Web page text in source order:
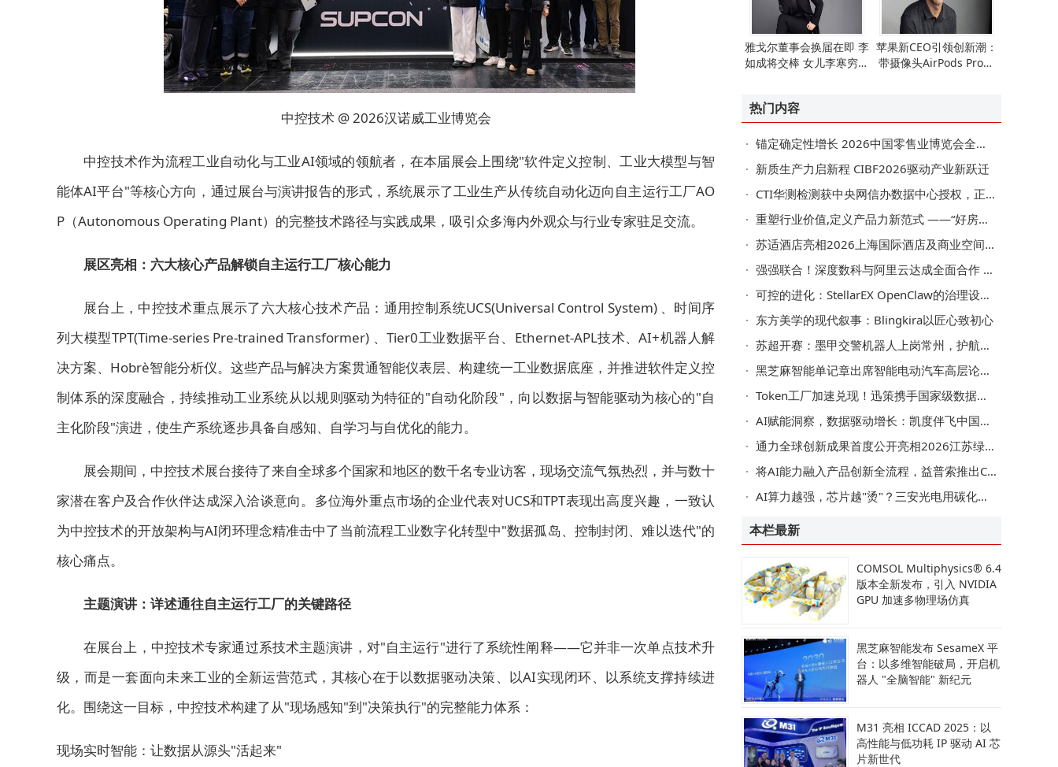
中控技术 @ 2026汉诺威工业博览会
中控技术作为流程工业自动化与工业AI领域的领航者，在本届展会上围绕"软件定义控制、工业大模型与智
能体AI平台"等核心方向，通过展台与演讲报告的形式，系统展示了工业生产从传统自动化迈向自主运行工厂AO
P（Autonomous Operating Plant）的完整技术路径与实践成果，吸引众多海内外观众与行业专家驻足交流。
展区亮相：六大核心产品解锁自主运行工厂核心能力
展台上，中控技术重点展示了六大核心技术产品：通用控制系统UCS(Universal Control System) 、时间序
列大模型TPT(Time-series Pre-trained Transformer) 、Tier0工业数据平台、Ethernet-APL技术、AI+机器人解
决方案、Hobrè智能分析仪。这些产品与解决方案贯通智能仪表层、构建统一工业数据底座，并推进软件定义控
制体系的深度融合，持续推动工业系统从以规则驱动为特征的"自动化阶段"，向以数据与智能驱动为核心的"自
主化阶段"演进，使生产系统逐步具备自感知、自学习与自优化的能力。
展会期间，中控技术展台接待了来自全球多个国家和地区的数千名专业访客，现场交流气氛热烈，并与数十
家潜在客户及合作伙伴达成深入洽谈意向。多位海外重点市场的企业代表对UCS和TPT表现出高度兴趣，一致认
为中控技术的开放架构与AI闭环理念精准击中了当前流程工业数字化转型中"数据孤岛、控制封闭、难以迭代"的
核心痛点。
主题演讲：详述通往自主运行工厂的关键路径
在展台上，中控技术专家通过系技术主题演讲 ，对"自主运行"进行了系统性阐释——它并非一次单点技术升
级，而是一套面向未来工业的全新运营范式，其核心在于以数据驱动决策、以AI实现闭环、以系统支撑持续进
化。围绕这一目标，中控技术构建了从"现场感知"到"决策执行"的完整能力体系：
现场实时智能：让数据从源头"活起来"
雅戈尔董事会换届在即 李
如成将交棒 女儿李寒穷或
苹果新CEO引领创新潮：
带摄像头AirPods Pro领
热门内容
锚定确定性增长 2026中国零售业博览会全景呈现"服务提质"全产业链图景
新质生产力启新程 CIBF2026驱动产业新跃迁
CTI华测检测获中央网信办数据中心授权，正式开展数据安全管理与个人信息保护领域服务
重塑行业价值,定义产品力新范式 ——“好房子·好服务”典型案例征集正式启动
苏适酒店亮相2026上海国际酒店及商业空间博览会，纯自助智慧方案重构酒店行业新生态
强强联合！深度数科与阿里云达成全面合作 共筑"人工智能+产业"数字信任新范式
可控的进化：StellarEX OpenClaw的治理设计如何保障AI系统长治久安
东方美学的现代叙事：Blingkira以匠心致初心
苏超开赛：墨甲交警机器人上岗常州，护航揭幕战
黑芝麻智能单记章出席智能电动汽车高层论坛：华山A2000家族全新亮相
Token工厂加速兑现！迅策携手国家级数据交易所，深化垂类Token开发
AI赋能洞察，数据驱动增长：凯度伴飞中国品牌全球化
通力全球创新成果首度公开亮相2026江苏绿博会 智慧绿色方案助力城市更新
将AI能力融入产品创新全流程，益普索推出Collective Innovation端到端创新方案
AI算力越强，芯片越"烫"？三安光电用碳化硅给先进封装"退烧"
本栏最新
COMSOL Multiphysics® 6.4
版本全新发布，引入 NVIDIA
GPU 加速多物理场仿真
黑芝麻智能发布 SesameX 平
台：以多维智能破局，开启机
器人 "全脑智能" 新纪元
M31 亮相 ICCAD 2025：以
高性能与低功耗 IP 驱动 AI 芯
片新世代